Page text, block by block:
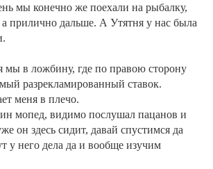
мы конечно же поехали на рыбалку,
прилично дальше. А Утятня у нас была
мы в ложбину, где по правою сторону
разрекламированный ставок.
меня в плечо.
мопед, видимо послушал пацанов и
он здесь сидит, давай спустимся да
у него дела да и вообще изучим